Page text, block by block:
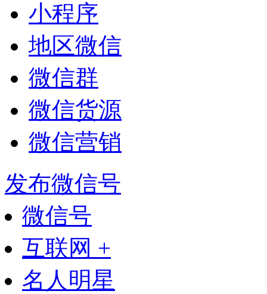
小程序
地区微信
微信群
微信货源
微信营销
发布微信号
微信号
互联网 +
名人明星